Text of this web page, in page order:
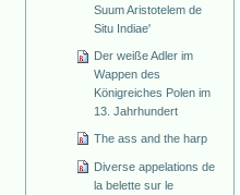
Suum Aristotelem de
Situ Indiae'
Der weiße Adler im
Wappen des
Königreiches Polen im
13. Jahrhundert
The ass and the harp
Diverse appelations de
la belette sur le